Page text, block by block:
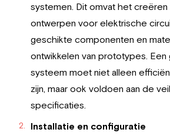
systemen. Dit omvat het creëren
ontwerpen voor elektrische
geschikte componenten en
ontwikkelen van prototypes.
systeem moet niet alleen
zijn, maar ook voldoen aan de
specificaties.
Installatie en configuratie